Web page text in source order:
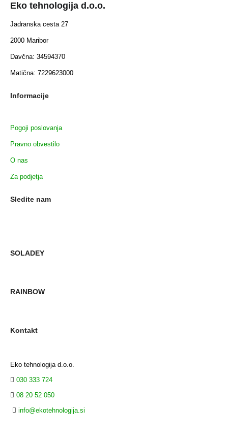
Eko tehnologija d.o.o.
Jadranska cesta 27
2000 Maribor
Davčna: 34594370
Matična: 7229623000
Informacije
Pogoji poslovanja
Pravno obvestilo
O nas
Za podjetja
Sledite nam
SOLADEY
RAINBOW
Kontakt
Eko tehnologija d.o.o.
030 333 724
08 20 52 050
info@ekotehnologija.si